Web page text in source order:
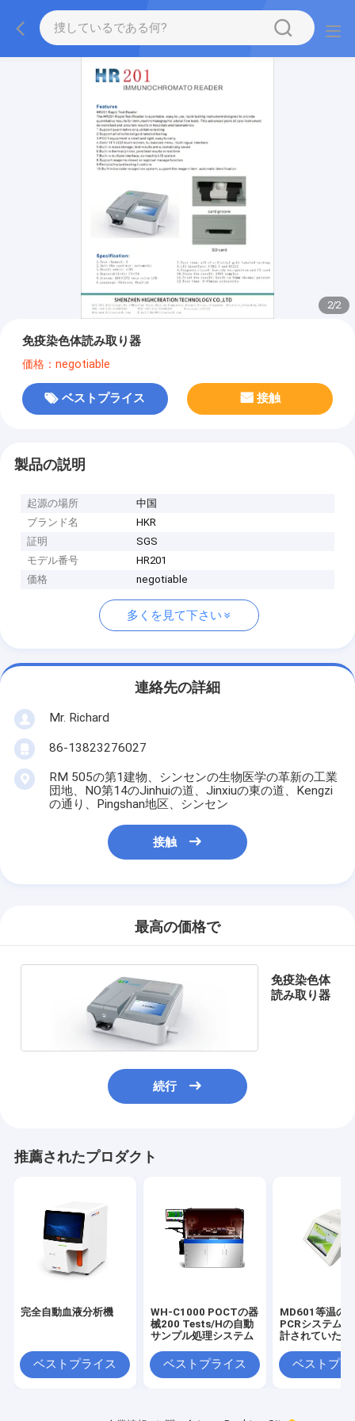
2/2
免疫染色体読み取り器
価格：negotiable
ベストプライス 接触
製品の説明
起源の場所
中国
ブランド名
HKR
証明
SGS
モデル番号
HR201
価格
negotiable
多くを見て下さい
連絡先の詳細
Mr. Richard
86-13823276027
RM 505の第1建物、シンセンの生物医学の革新の工業
団地、NO第14のJinhuiの道、Jinxiuの東の道、Kengzi
の通り、Pingshan地区、シンセン
接触
最高の価格で
免疫染色体
読み取り器
続行
推薦されたプロダクト
完全自動血液分析機
ベストプライス
WH-C1000 POCTの器
械200 Tests/Hの自動
サンプル処理システム
ベストプライス
MD601等温の
PCRシステム
計されていた高
ベストプラ